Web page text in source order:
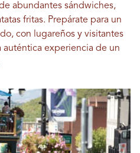
abundantes sándwiches,
fritas. Prepárate para un
con lugareños y visitantes
experiencia de un